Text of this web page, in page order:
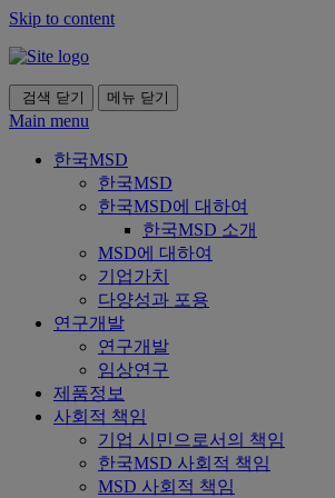
Skip to content
검색 닫기 메뉴 닫기
Main menu
한국MSD
한국MSD
한국MSD에 대하여
한국MSD 소개
MSD에 대하여
기업가치
다양성과 포용
연구개발
연구개발
임상연구
제품정보
사회적 책임
기업 시민으로서의 책임
한국MSD 사회적 책임
MSD 사회적 책임